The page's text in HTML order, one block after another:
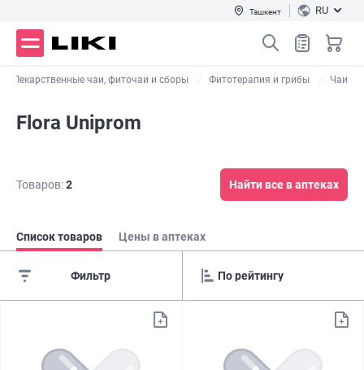
Ташкент RU
Лекарственные чаи, фиточаи и сборы Фитотерапия и грибы Чаи
Flora Uniprom
Товаров:2 Найти все в аптеках
Список товаров Цены в аптеках
Фильтр